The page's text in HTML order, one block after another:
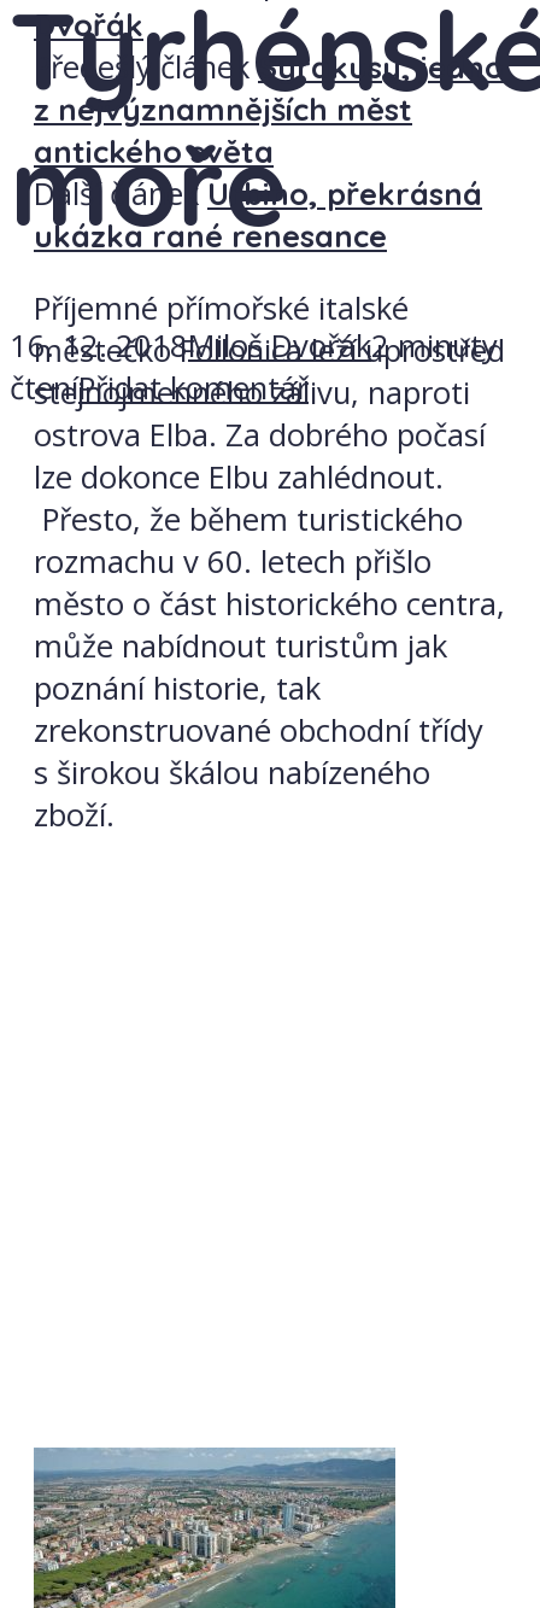
moře
16. 12. 2018Miloš Dvořák2 minuty
čteníPřidat komentář
Dvořák
Předešlý článek Syrakusy, jedno
z nejvýznamnějších měst
antického světa
Další článek Urbino, překrásná
ukázka rané renesance
Příjemné přímořské italské
městečko Follonica leží uprostřed
stejnojmenného zálivu, naproti
ostrova Elba. Za dobrého počasí
lze dokonce Elbu zahlédnout.
Přesto, že během turistického
rozmachu v 60. letech přišlo
město o část historického centra,
může nabídnout turistům jak
poznání historie, tak
zrekonstruované obchodní třídy
s širokou škálou nabízeného
zboží.